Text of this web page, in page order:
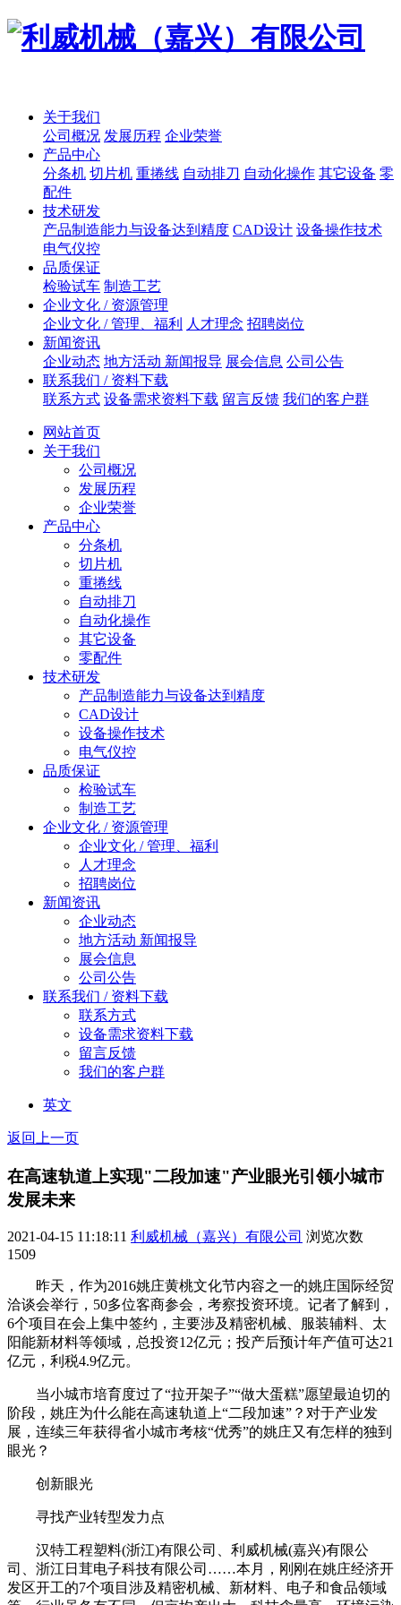
关于我们
公司概况 发展历程 企业荣誉
产品中心
分条机 切片机 重捲线 自动排刀 自动化操作 其它设备 零
配件
技术研发
产品制造能力与设备达到精度 CAD设计 设备操作技术
电气仪控
品质保证
检验试车 制造工艺
企业文化 / 资源管理
企业文化 / 管理、福利
人才理念 招聘岗位
新闻资讯
企业动态 地方活动 新闻报导 展会信息 公司公告
联系我们 / 资料下载
联系方式 设备需求资料下载 留言反馈 我们的客户群
网站首页
关于我们
公司概况
发展历程
企业荣誉
产品中心
分条机
切片机
重捲线
自动排刀
自动化操作
其它设备
零配件
技术研发
产品制造能力与设备达到精度
CAD设计
设备操作技术
电气仪控
品质保证
检验试车
制造工艺
企业文化 / 资源管理
企业文化 / 管理、福利
人才理念
招聘岗位
新闻资讯
企业动态
地方活动 新闻报导
展会信息
公司公告
联系我们 / 资料下载
联系方式
设备需求资料下载
留言反馈
我们的客户群
英文
返回上一页
在高速轨道上实现"二段加速"产业眼光引领小城市
发展未来
2021-04-15 11:18:11 利威机械（嘉兴）有限公司 浏览次数
1509
昨天，作为2016姚庄黄桃文化节内容之一的姚庄国际经贸
洽谈会举行，50多位客商参会，考察投资环境。记者了解到，
6个项目在会上集中签约，主要涉及精密机械、服装辅料、太
阳能新材料等领域，总投资12亿元；投产后预计年产值可达21
亿元，利税4.9亿元。
当小城市培育度过了“拉开架子”“做大蛋糕”愿望最迫切的
阶段，姚庄为什么能在高速轨道上“二段加速”？对于产业发
展，连续三年获得省小城市考核“优秀”的姚庄又有怎样的独到
眼光？
创新眼光
寻找产业转型发力点
汉特工程塑料(浙江)有限公司、利威机械(嘉兴)有限公
司、浙江日茸电子科技有限公司……本月，刚刚在姚庄经济开
发区开工的7个项目涉及精密机械、新材料、电子和食品领域